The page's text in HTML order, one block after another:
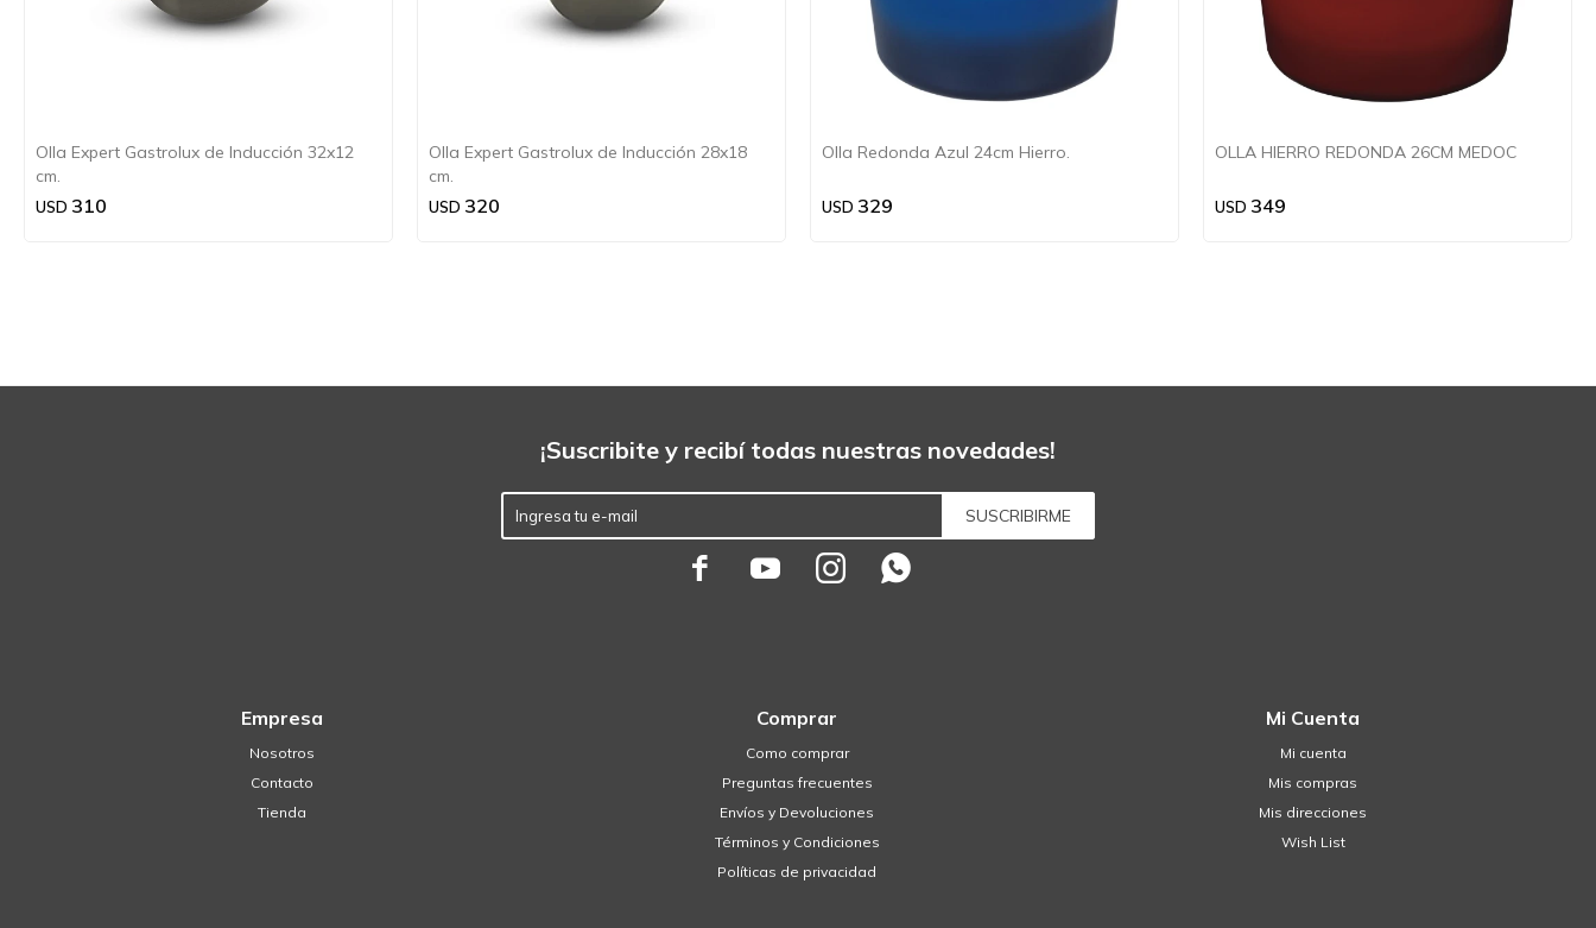
Olla Expert Gastrolux de Inducción 32x12
cm.
USD 310
Olla Expert Gastrolux de Inducción 28x18
cm.
USD 320
Olla Redonda Azul 24cm Hierro.
USD 329
OLLA HIERRO REDONDA 26CM MEDOC
USD 349
Empresa
Nosotros
Contacto
Tienda
Comprar
Como comprar
Preguntas frecuentes
Envíos y Devoluciones
Términos y Condiciones
Políticas de privacidad
Mi Cuenta
Mi cuenta
Mis compras
Mis direcciones
Wish List
¡Suscribite y recibí todas nuestras novedades!
SUSCRIBIRME
   